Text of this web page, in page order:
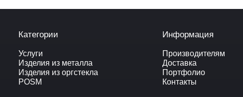
Категории
Услуги
Изделия из металла
Изделия из оргстекла
POSM
Информация
Производителям
Доставка
Портфолио
Контакты